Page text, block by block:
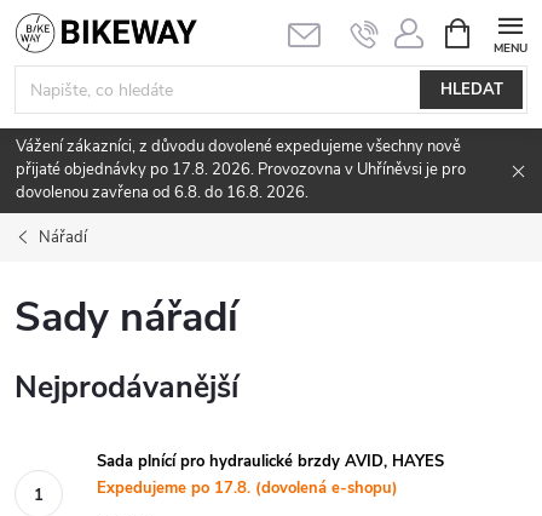
Přejít
na
obsah
HLEDAT
NÁKUPNÍ
KOŠÍK
Vážení zákazníci, z důvodu dovolené expedujeme všechny nově
přijaté objednávky po 17.8. 2026. Provozovna v Uhříněvsi je pro
dovolenou zavřena od 6.8. do 16.8. 2026.
Nářadí
Sady nářadí
Nejprodávanější
Sada plnící pro hydraulické brzdy AVID, HAYES
Expedujeme po 17.8. (dovolená e-shopu)